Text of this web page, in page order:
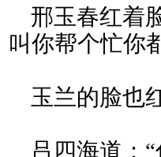
邢玉春红着
叫你帮个忙你
玉兰的脸也
吕四海道：“